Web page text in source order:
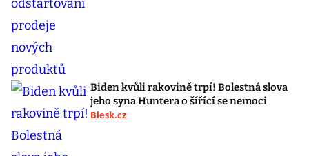
Biden kvůli rakovině trpí! Bolestná slova
jeho syna Huntera o šířící se nemoci
Blesk.cz